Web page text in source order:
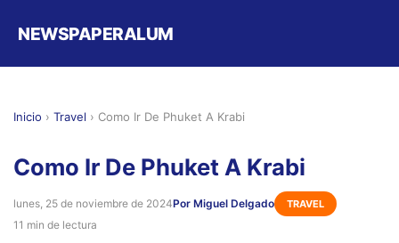
NEWSPAPERALUM
Inicio › Travel › Como Ir De Phuket A Krabi
Como Ir De Phuket A Krabi
lunes, 25 de noviembre de 2024Por Miguel Delgado TRAVEL
11 min de lectura